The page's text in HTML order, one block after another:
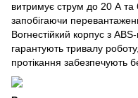
витримує струм до 20 А та
запобігаючи
Вогнестійкий корпус з
гарантують тривалу
протікання забезпечують